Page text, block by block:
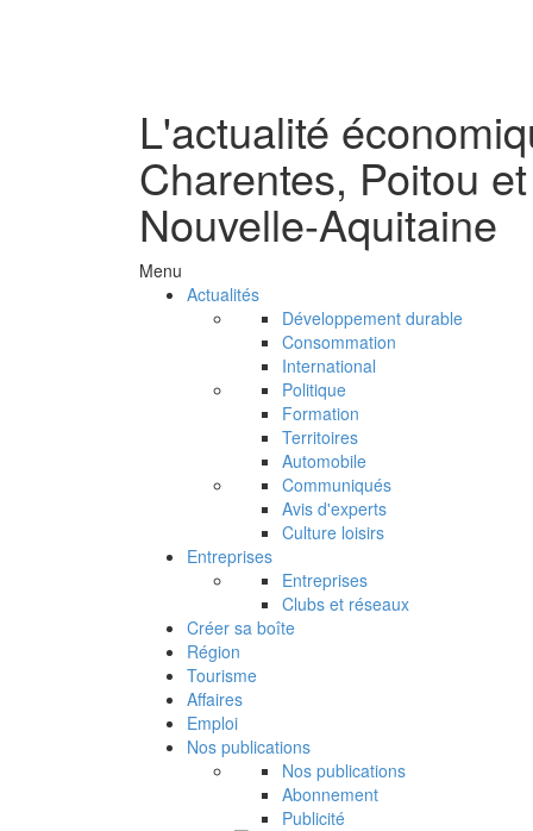
L'actualité
Charentes, Poitou et
Nouvelle-Aquitaine
Menu
Actualités
Développement durable
Consommation
International
Politique
Formation
Territoires
Automobile
Communiqués
Avis d'experts
Culture loisirs
Entreprises
Entreprises
Clubs et réseaux
Créer sa boîte
Région
Tourisme
Affaires
Emploi
Nos publications
Nos publications
Abonnement
Publicité